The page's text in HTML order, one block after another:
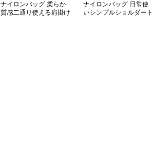
ナイロンバッグ 柔らか
質感二通り使える肩掛け
ナイロンバッグ 日常使
いシンプルショルダート